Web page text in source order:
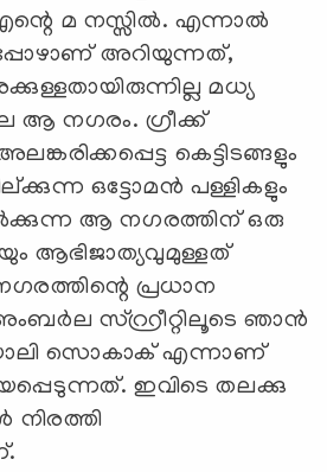
മ നസ്സില്‍. എന്നാല്‍
അറിയുന്നത്,
മധ്യ
ആ നഗരം. ഗ്രീക്ക്
കെട്ടിടങ്ങളും
ഒട്ടോമൻ പള്ളികളും
ആ നഗരത്തിന് ഒരു
ആഭിജാത്യവുമുള്ളത്
പ്രധാന
സ്റ്റ്രീറ്റിലൂടെ ഞാന്‍
സൊകാക് എന്നാണ്
ഇവിടെ തലക്കു
നിരത്തി